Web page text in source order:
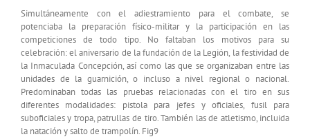
Simultáneamente con el adiestramiento para el combate, se
potenciaba la preparación físico-militar y la participación en las
competiciones de todo tipo. No faltaban los motivos para su
celebración: el aniversario de la fundación de la Legión, la festividad de
la Inmaculada Concepción, así como las que se organizaban entre las
unidades de la guarnición, o incluso a nivel regional o nacional.
Predominaban todas las pruebas relacionadas con el tiro en sus
diferentes modalidades: pistola para jefes y oficiales, fusil para
suboficiales y tropa, patrullas de tiro. También las de atletismo, incluida
la natación y salto de trampolín. Fig9